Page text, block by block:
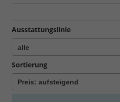
Ausstattungslinie
Sortierung